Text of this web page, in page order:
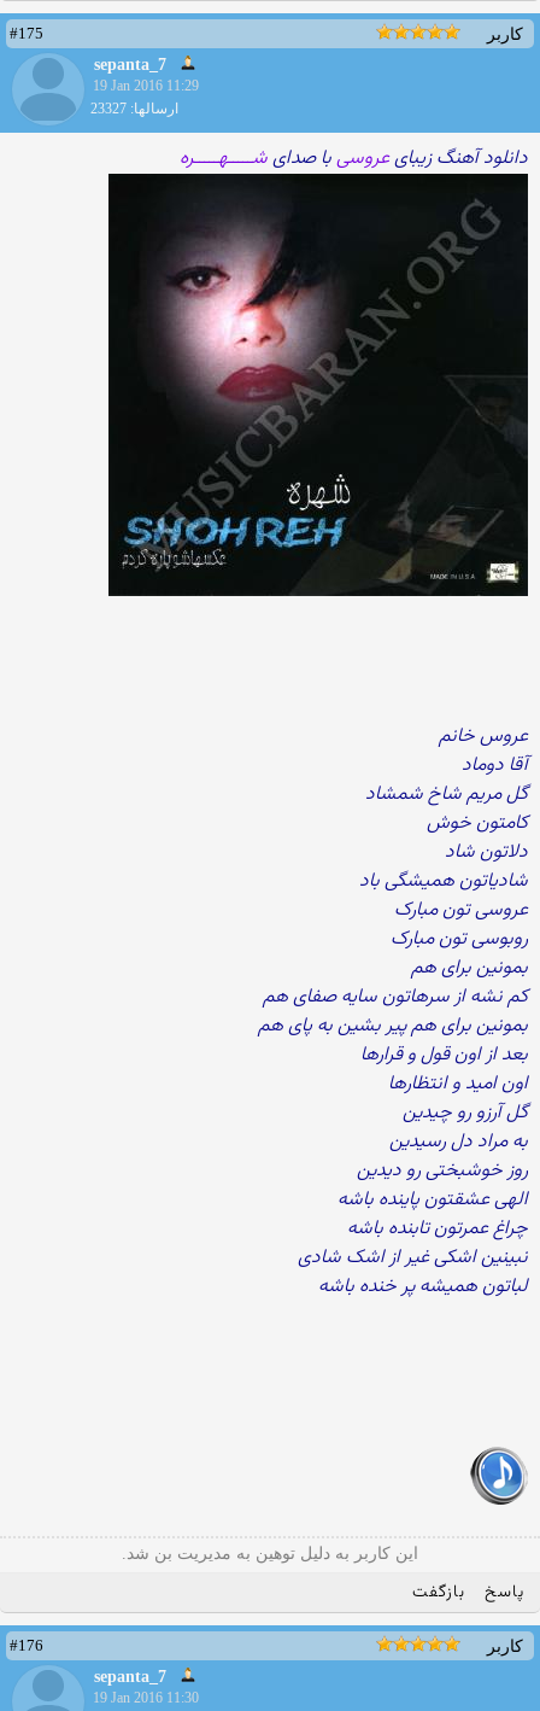
کاربر
#175
sepanta_7
19 Jan 2016 11:29
ارسالها: 23327
دانلود آهنگ زیبایعروسیبا صدایشـــــهـــــره
عروس خانم
آقا دوماد
گل مریم شاخ شمشاد
کامتون خوش
دلاتون شاد
شادیاتون همیشگی باد
عروسی تون مبارک
روبوسی تون مبارک
بمونین برای هم
کم نشه از سرهاتون سایه صفای هم
بمونین برای هم پیر بشین به پای هم
بعد از اون قول و قرارها
اون امید و انتظارها
گل آرزو رو چیدین
به مراد دل رسیدین
روز خوشبختی رو دیدین
الهی عشقتون پاینده باشه
چراغ عمرتون تابنده باشه
نبینین اشکی غیر از اشک شادی
لباتون همیشه پر خنده باشه
این کاربر به دلیل توهین به مدیریت بن شد.
پاسخ بازگفت
کاربر
#176
sepanta_7
19 Jan 2016 11:30